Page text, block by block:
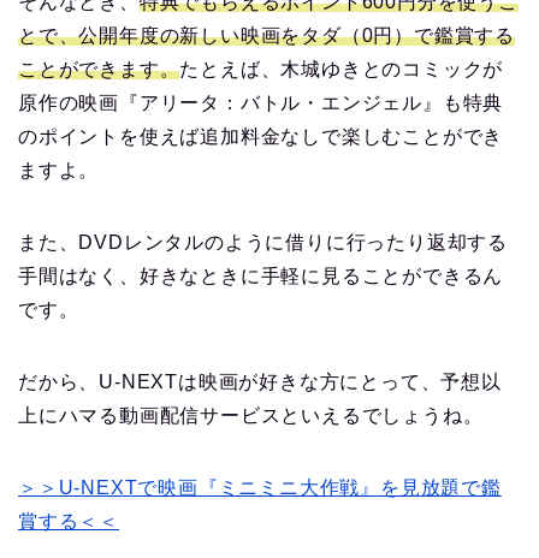
とで、公開年度の新しい映画をタダ（0円）で鑑賞する
ことができます。たとえば、木城ゆきとのコミックが
原作の映画『アリータ：バトル・エンジェル』も特典
のポイントを使えば追加料金なしで楽しむことができ
ますよ。
また、DVDレンタルのように借りに行ったり返却する
手間はなく、好きなときに手軽に見ることができるん
です。
だから、U-NEXTは映画が好きな方にとって、予想以
上にハマる動画配信サービスといえるでしょうね。
＞＞U-NEXTで映画『ミニミニ大作戦』を見放題で鑑
賞する＜＜